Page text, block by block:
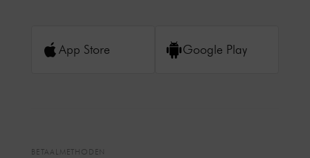
App Store Google Play
BETAALMETHODEN